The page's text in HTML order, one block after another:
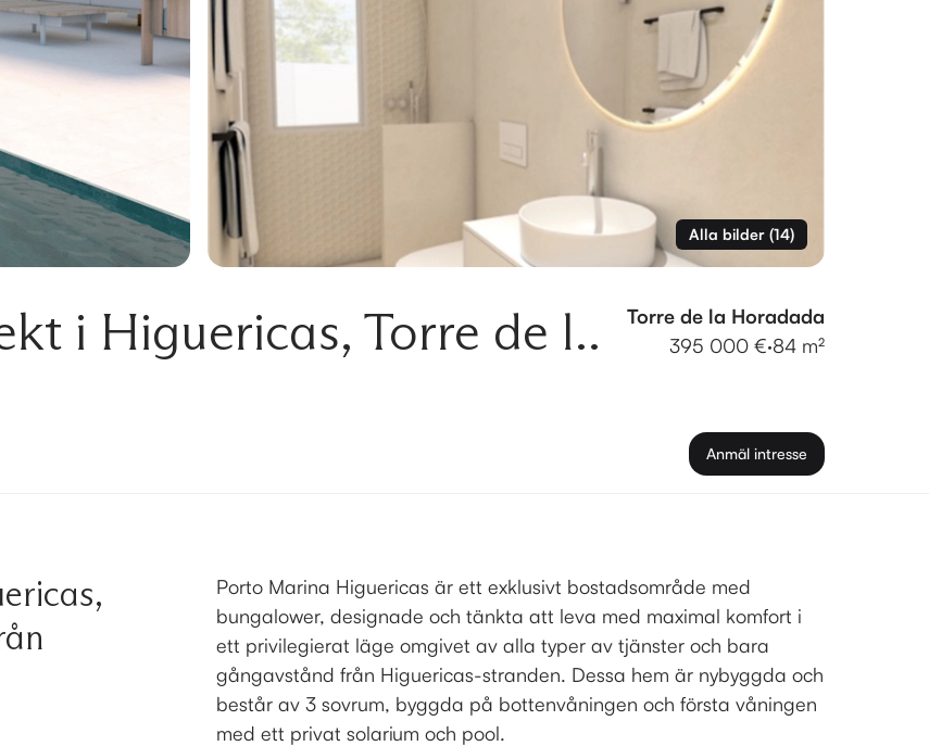
Alla bilder(14)
i Higuericas, Torre de l..
Torre de la Horadada
395 000 €·84 m²
Anmäl intresse
Porto Marina Higuericas är ett exklusivt bostadsområde med
bungalower, designade och tänkta att leva med maximal komfort i
ett privilegierat läge omgivet av alla typer av tjänster och bara
gångavstånd från Higuericas-stranden. Dessa hem är nybyggda och
består av 3 sovrum, byggda på bottenvåningen och första våningen
med ett privat solarium och pool.